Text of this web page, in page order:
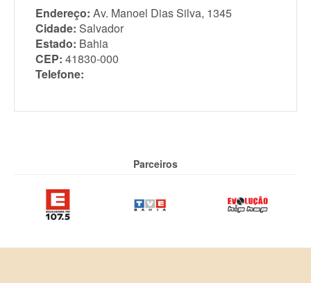
Endereço: Av. Manoel Dias Silva, 1345
Cidade: Salvador
Estado: Bahia
CEP: 41830-000
Telefone:
Parceiros